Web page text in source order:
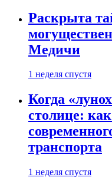
Раскрыта
Медичи
1 неделя спустя
Когда
столице:
транспорта
1 неделя спустя